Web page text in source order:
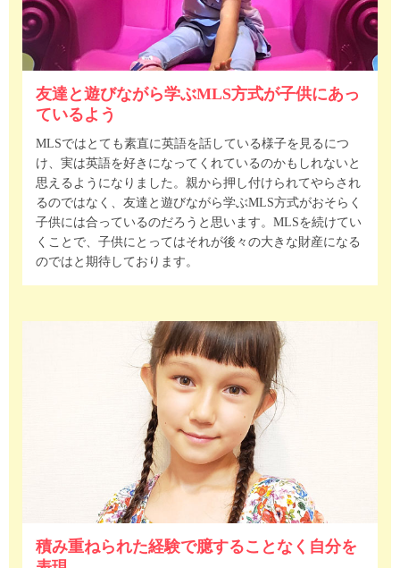
友達と遊びながら学ぶMLS方式が子供にあっ
ているよう
MLSではとても素直に英語を話している様子を見るにつ
け、実は英語を好きになってくれているのかもしれないと
思えるようになりました。親から押し付けられてやらされ
るのではなく、友達と遊びながら学ぶMLS方式がおそらく
子供には合っているのだろうと思います。MLSを続けてい
くことで、子供にとってはそれが後々の大きな財産になる
のではと期待しております。
積み重ねられた経験で臆することなく自分を